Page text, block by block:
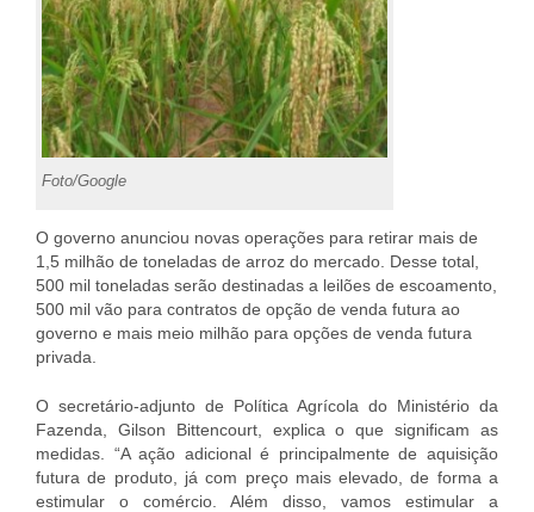
Foto/Google
O governo anunciou novas operações para retirar mais de
1,5 milhão de toneladas de arroz do mercado. Desse total,
500 mil toneladas serão destinadas a leilões de escoamento,
500 mil vão para contratos de opção de venda futura ao
governo e mais meio milhão para opções de venda futura
privada.
O secretário-adjunto de Política Agrícola do Ministério da
Fazenda, Gilson Bittencourt, explica o que significam as
medidas. “A ação adicional é principalmente de aquisição
futura de produto, já com preço mais elevado, de forma a
estimular o comércio. Além disso, vamos estimular a